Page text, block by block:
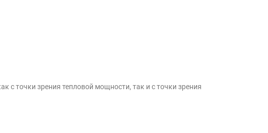
с точки зрения тепловой мощности, так и с точки зрения